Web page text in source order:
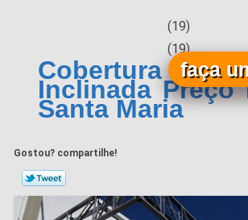
(19)
(19)
Cobertura
Inclinada Preço
Santa Maria
Gostou? compartilhe!
faça